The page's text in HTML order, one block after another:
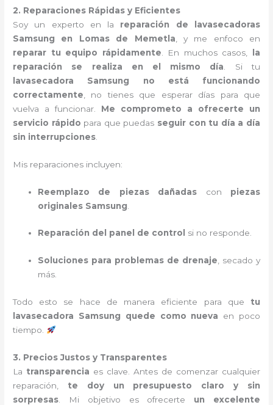
2. Reparaciones Rápidas y Eficientes
Soy un experto en la reparación de lavasecadoras
Samsung en Lomas de Memetla , y me enfoco en
reparar tu equipo rápidamente . En muchos casos,
la
reparación se realiza en el mismo día . Si tu
lavasecadora Samsung no está funcionando
correctamente , no tienes que esperar días para que
vuelva a funcionar. Me comprometo a ofrecerte un
servicio rápido para que puedas seguir con tu día a día
sin interrupciones
Mis reparaciones incluyen:
Reemplazo de piezas dañadas con piezas
originales Samsung
Reparación del panel de control si no responde.
Soluciones para problemas de drenaje, secado y
más.
Todo esto se hace de manera eficiente para que tu
lavasecadora Samsung quede como nueva en poco
tiempo.
3. Precios Justos y Transparentes
La transparencia es clave. Antes de comenzar cualquier
reparación, te doy un presupuesto claro y sin
sorpresas . Mi objetivo es ofrecerte un excelente